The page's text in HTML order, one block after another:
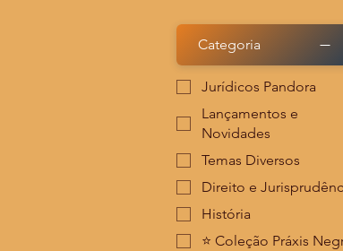
Categoria
Jurídicos Pandora
Lançamentos e
Novidades
Temas Diversos
Direito e
História
⭐️ Coleção Práxis